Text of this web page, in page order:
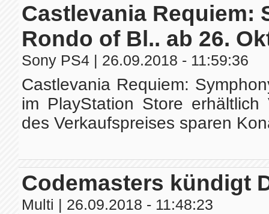
Castlevania Requiem:
Rondo of Bl.. ab 26.
Sony PS4 | 26.09.2018 - 11:59:36
Castlevania Requiem:
im PlayStation Store
des Verkaufspreises sparen
Codemasters kündigt
Multi | 26.09.2018 - 11:48:23